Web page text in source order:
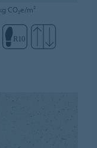
CO₂e/m²